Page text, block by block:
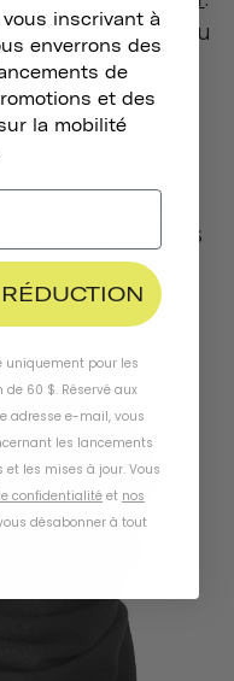
tiendra le cou au
mérinos aide à
l'humidité et à
De plus,
masque facial,
dans les espaces
inscrivant à
enverrons des
de
et des
la mobilité
uniquement pour les
60 $. Réservé aux
adresse e-mail, vous
les lancements
les mises à jour. Vous
confidentialité et nos
désabonner à tout